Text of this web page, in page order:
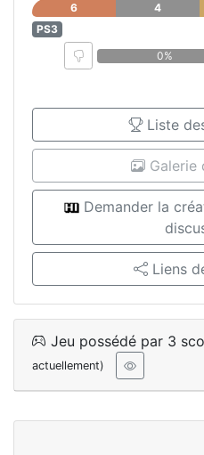
6 4
PS3
0%
Liste
Galerie
Demander la
Liens
Jeu possédé par 3
actuellement)